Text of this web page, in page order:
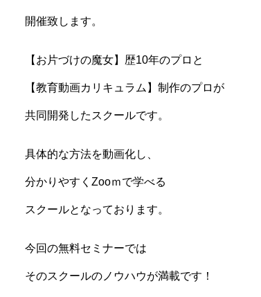
開催致します。
【お片づけの魔女】歴10年のプロと
【教育動画カリキュラム】制作のプロが
共同開発したスクールです。
具体的な方法を動画化し、
分かりやすくZooｍで学べる
スクールとなっております。
今回の無料セミナーでは
そのスクールのノウハウが満載です！